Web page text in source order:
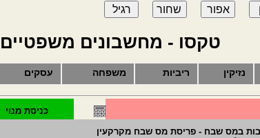
טקסו - מחשבונים משפטיים
נזיקין ריביות משפחה עסקים
כניסת מנוי
במס שבח - פריסת מס שבח מקרקעין